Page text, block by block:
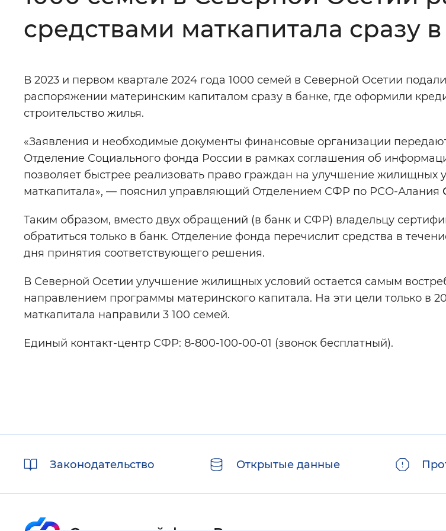
Цвет сайта: Монохромный Инверсивный монохромный
Изображения: Включены Выключены
Вернуть стандартные настройки
средствами маткапитала сразу
В 2023 и первом квартале 2024 года 1000 семей в Северной Осетии
распоряжении материнским капиталом сразу в банке, где оформили
строительство жилья.
«Заявления и необходимые документы финансовые организации
Отделение Социального фонда России в рамках соглашения об
позволяет быстрее реализовать право граждан на улучшение жилищных
маткапитала», — пояснил управляющий Отделением СФР по РСО-Алания
Таким образом, вместо двух обращений (в банк и СФР) владельцу
обратиться только в банк. Отделение фонда перечислит средства в
дня принятия соответствующего решения.
В Северной Осетии улучшение жилищных условий остается самым
направлением программы материнского капитала. На эти цели только в
маткапитала направили 3 100 семей.
Единый контакт-центр СФР: 8-800-100-00-01 (звонок бесплатный).
ссылкиЗаконодательство Открытые данные